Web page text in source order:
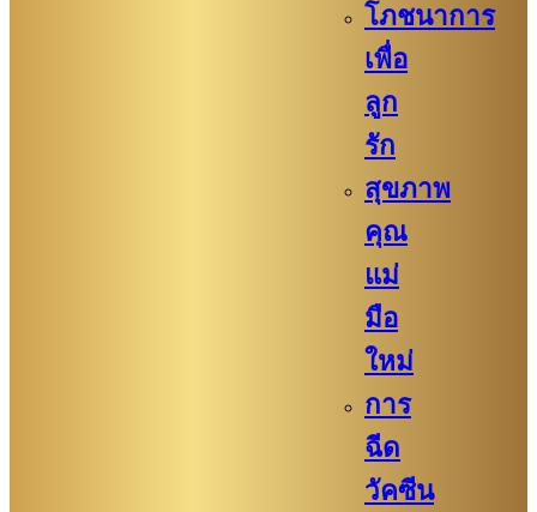
โภชนาการ
เพื่อ
ลูก
รัก
สุขภาพ
คุณ
แม่
มือ
ใหม่
การ
ฉีด
วัคซีน